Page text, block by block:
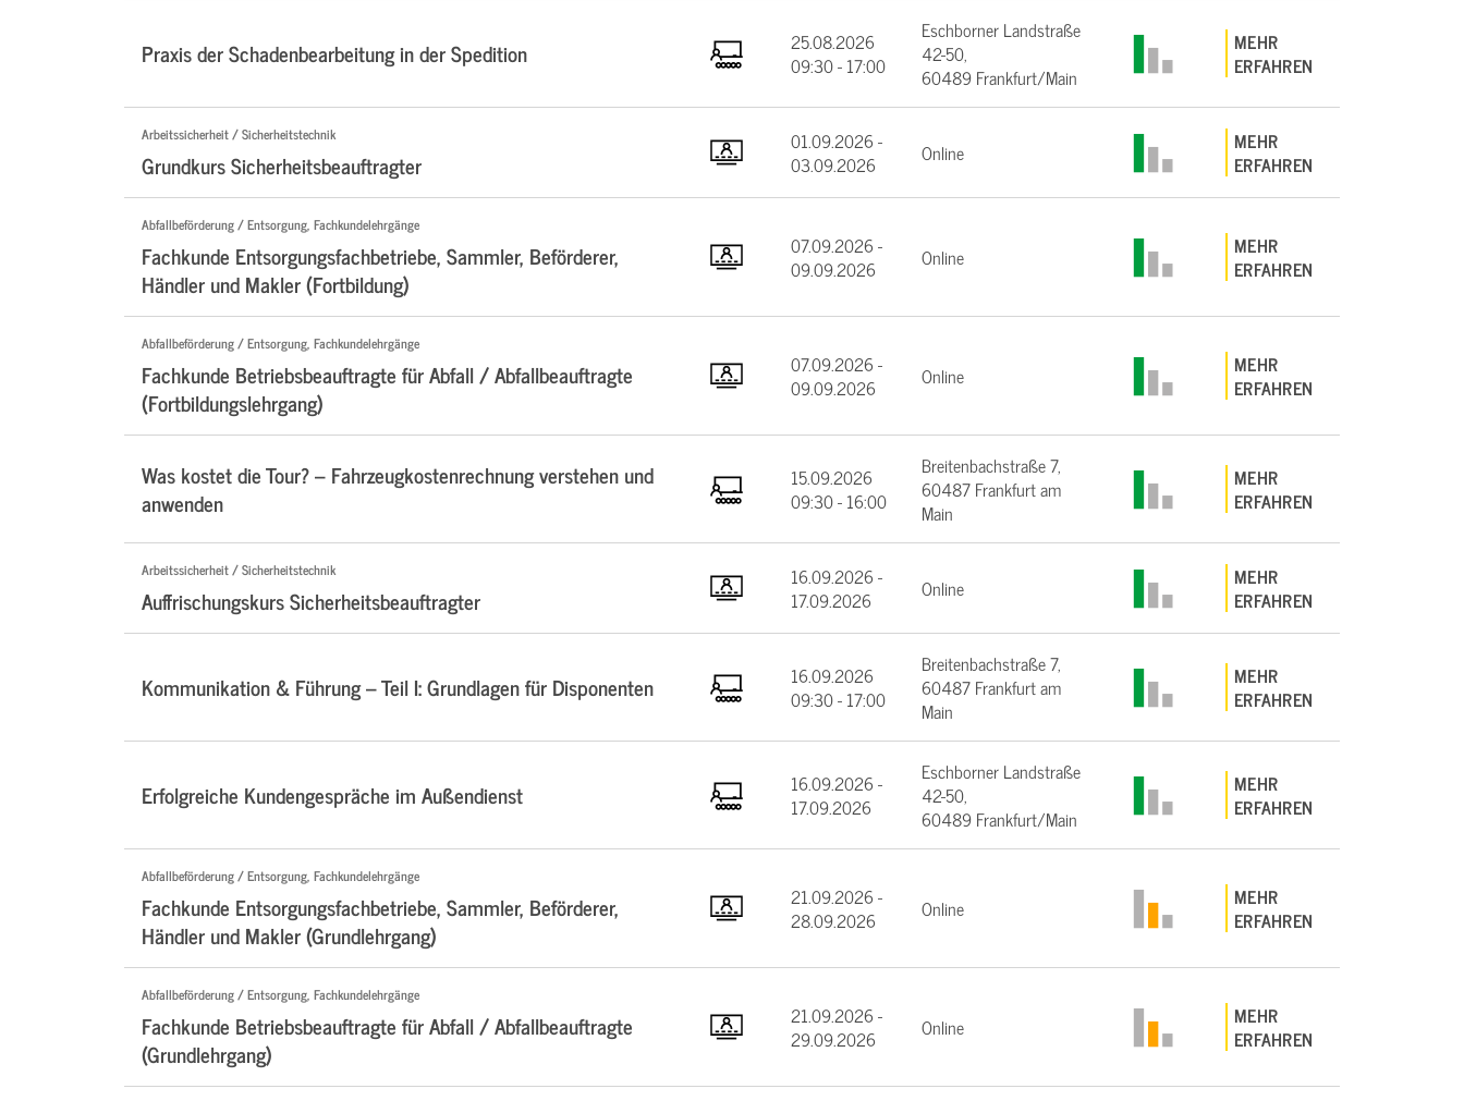
Praxis der Schadenbearbeitung in der Spedition
25.08.2026
09:30 - 17:00
Eschborner Landstraße
42-50,
60489 Frankfurt/Main
MEHR
ERFAHREN
Arbeitssicherheit / Sicherheitstechnik
Grundkurs Sicherheitsbeauftragter
01.09.2026 -
03.09.2026
Online
MEHR
ERFAHREN
Abfallbeförderung / Entsorgung, Fachkundelehrgänge
Fachkunde Entsorgungsfachbetriebe, Sammler, Beförderer,
Händler und Makler (Fortbildung)
07.09.2026 -
09.09.2026
Online
MEHR
ERFAHREN
Abfallbeförderung / Entsorgung, Fachkundelehrgänge
Fachkunde Betriebsbeauftragte für Abfall / Abfallbeauftragte
(Fortbildungslehrgang)
07.09.2026 -
09.09.2026
Online
MEHR
ERFAHREN
Was kostet die Tour? – Fahrzeugkostenrechnung verstehen und
anwenden
15.09.2026
09:30 - 16:00
Breitenbachstraße 7,
60487 Frankfurt am
Main
MEHR
ERFAHREN
Arbeitssicherheit / Sicherheitstechnik
Auffrischungskurs Sicherheitsbeauftragter
16.09.2026 -
17.09.2026
Online
MEHR
ERFAHREN
Kommunikation & Führung – Teil I: Grundlagen für Disponenten
16.09.2026
09:30 - 17:00
Breitenbachstraße 7,
60487 Frankfurt am
Main
MEHR
ERFAHREN
Erfolgreiche Kundengespräche im Außendienst
16.09.2026 -
17.09.2026
Eschborner Landstraße
42-50,
60489 Frankfurt/Main
MEHR
ERFAHREN
Abfallbeförderung / Entsorgung, Fachkundelehrgänge
Fachkunde Entsorgungsfachbetriebe, Sammler, Beförderer,
Händler und Makler (Grundlehrgang)
21.09.2026 -
28.09.2026
Online
MEHR
ERFAHREN
Abfallbeförderung / Entsorgung, Fachkundelehrgänge
Fachkunde Betriebsbeauftragte für Abfall / Abfallbeauftragte
(Grundlehrgang)
21.09.2026 -
29.09.2026
Online
MEHR
ERFAHREN